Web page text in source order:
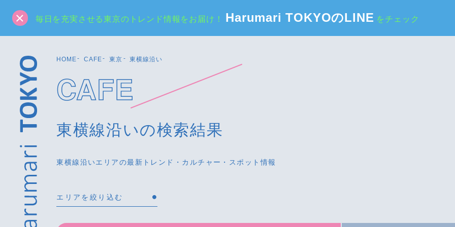
毎日を充実させる東京のトレンド情報をお届け！ Harumari TOKYOのLINE をチェック
HOME CAFE 東京 東横線沿い
CAFE
東横線沿いの検索結果
東横線沿いエリアの最新トレンド・カルチャー・スポット情報